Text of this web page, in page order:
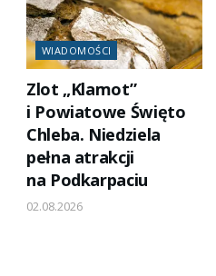
WIADOMOŚCI
Zlot „Klamot”
i Powiatowe Święto
Chleba. Niedziela
pełna atrakcji
na Podkarpaciu
02.08.2026